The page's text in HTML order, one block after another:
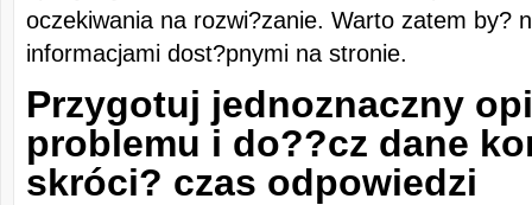
oczekiwania na rozwi?zanie. Warto zatem by?
informacjami dost?pnymi na stronie.
Przygotuj jednoznaczny
problemu i do??cz dane
skróci? czas odpowiedzi